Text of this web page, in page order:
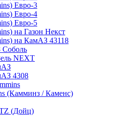
Евро-3
Евро-4
Евро-5
на Газон Некст
на КамАЗ 43118
Соболь
NEXT
4308
(Камминз / Каменс)
(Дойц)